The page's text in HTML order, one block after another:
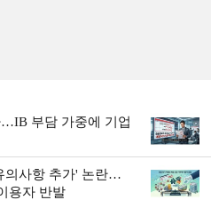
부담 가중에 기업
의사항 추가' 논란…
용자 반발